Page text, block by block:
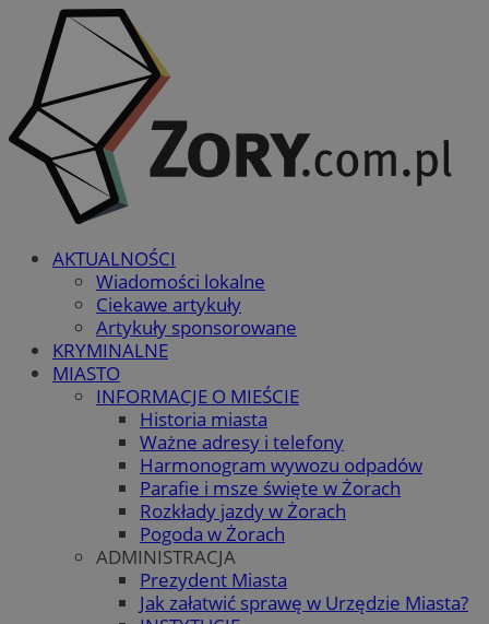
AKTUALNOŚCI
Wiadomości lokalne
Ciekawe artykuły
Artykuły sponsorowane
KRYMINALNE
MIASTO
INFORMACJE O MIEŚCIE
Historia miasta
Ważne adresy i telefony
Harmonogram wywozu odpadów
Parafie i msze święte w Żorach
Rozkłady jazdy w Żorach
Pogoda w Żorach
ADMINISTRACJA
Prezydent Miasta
Jak załatwić sprawę w Urzędzie Miasta?